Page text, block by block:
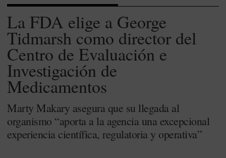
La FDA elige a George
Tidmarsh como director del
Centro de Evaluación e
Investigación de
Medicamentos
Marty Makary asegura que su llegada al
organismo “aporta a la agencia una excepcional
experiencia científica, regulatoria y operativa”